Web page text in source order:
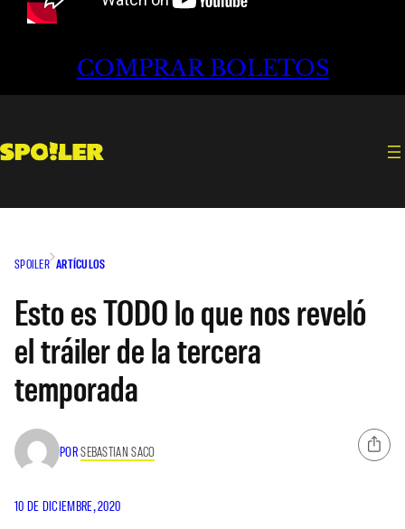
COMPRAR BOLETOS
SPOILER ARTÍCULOS
Esto es TODO lo que nos reveló
el tráiler de la tercera
temporada
PORSEBASTIAN SACO
10 DE DICIEMBRE, 2020